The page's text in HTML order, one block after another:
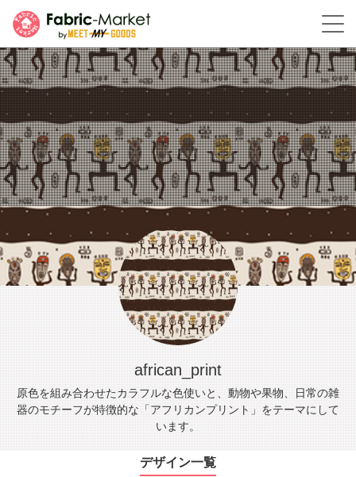
african_print
原色を組み合わせたカラフルな色使いと、動物や果物、日常の雑
器のモチーフが特徴的な「アフリカンプリント」をテーマにして
います。
デザイン一覧